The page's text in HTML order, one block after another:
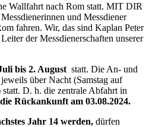
Wallfahrt nach Rom statt. MIT DIR
und Messdiener
fahren. Wir, das sind Kaplan Peter
der Messdienerschaften unserer
bis 2. August statt. Die An- und
über Nacht (Samstag auf
statt. D. h. die zentrale Abfahrt in
Rückankunft am 03.08.2024.
Jahr 14 werden, dürfen